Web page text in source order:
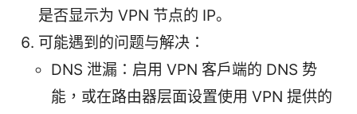
是否显示为 VPN 节点的 IP。
可能遇到的问题与解决：
DNS 泄漏：启用 VPN 客户端的 DNS 势
能，或在路由器层面设置使用 VPN 提供的